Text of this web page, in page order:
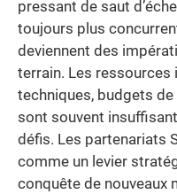
pressant de saut
toujours plus
deviennent des
terrain. Les
techniques, budgets
sont souvent
défis. Les partenariats
comme un levier
conquête de nouveaux